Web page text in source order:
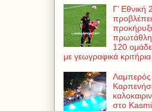
Γ’ Εθνική
120
με γεωγραφικά κριτήρια
στο